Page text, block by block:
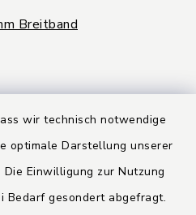
wir technisch notwendige
optimale Darstellung unserer
Einwilligung zur Nutzung
Bedarf gesondert abgefragt.
Breitband